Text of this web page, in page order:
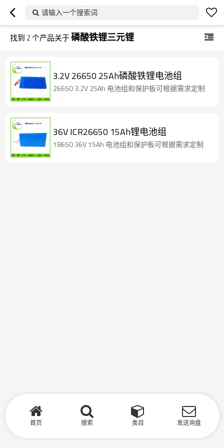
请输入一个搜索词
找到 2个产品关于磷酸铁锂三元锂
3.2V 26650 25Ah磷酸铁锂电池组
26650 3.2V 25Ah 电池组和保护板可根据需求定制
36V ICR26650 15Ah锂电池组
18650 36V 15Ah 电池组和保护板可根据需求定制
首页 搜索 类目 发送询盘